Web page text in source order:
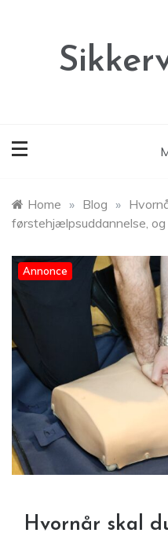
Home » Blog »
førstehjælpsuddannelse,
Annonce
Hvornår skal